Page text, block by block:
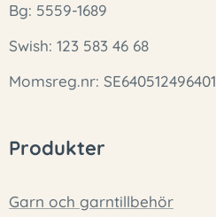
Bg: 5559-1689
Swish: 123 583 46 68
Momsreg.nr: SE640512496401
Produkter
Garn och garntillbehör